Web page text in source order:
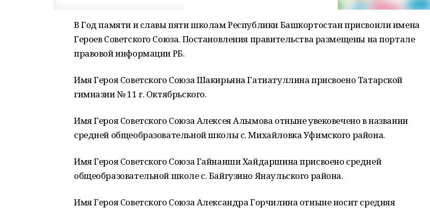
В Год памяти и славы пяти школам Республики Башкортостан присвоили имена
Героев Советского Союза. Постановления правительства размещены на портале
правовой информации РБ.
Имя Героя Советского Союза Шакирьяна Гатиатуллина присвоено Татарской
гимназии № 11 г. Октябрьского.
Имя Героя Советского Союза Алексея Алымова отныне увековечено в названии
средней общеобразовательной школы с. Михайловка Уфимского района.
Имя Героя Советского Союза Гайнанши Хайдаршина присвоено средней
общеобразовательной школе с. Байгузино Янаульского района.
Имя Героя Советского Союза Александра Горчилина отныне носит средняя